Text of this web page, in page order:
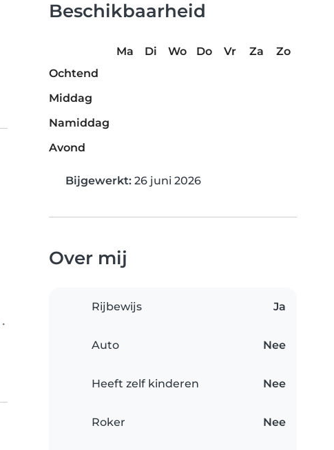
•
Beschikbaarheid
Ma Di Wo Do Vr Za
Zo
Ochtend
Middag
Namiddag
Avond
Bijgewerkt: 26 juni 2026
Over mij
Rijbewijs Ja
Auto Nee
Heeft zelf kinderen Nee
Roker Nee